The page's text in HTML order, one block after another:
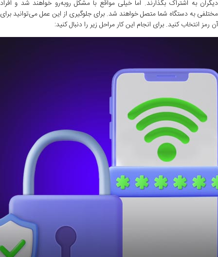
دیگران به اشتراک بگذارند. اما خیلی مواقع با مشکل روبه‌رو خواهند شد و افراد
مختلفی به دستگاه شما متصل خواهند شد. برای جلوگیری از این عمل می‌توانید برای
آن رمز انتخاب کنید. برای انجام این کار مراحل زیر را دنبال کنید: